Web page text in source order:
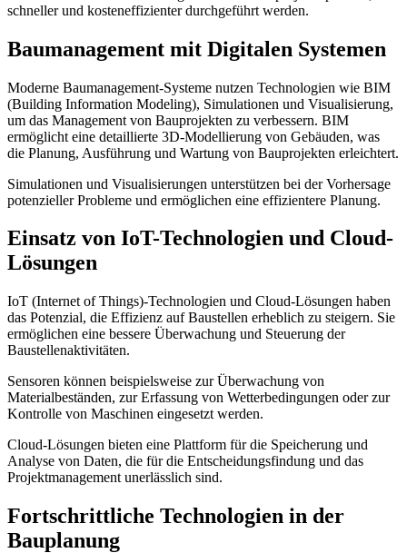
schneller und kosteneffizienter durchgeführt werden.
Baumanagement mit Digitalen Systemen
Moderne Baumanagement-Systeme nutzen Technologien wie BIM
(Building Information Modeling), Simulationen und Visualisierung,
um das Management von Bauprojekten zu verbessern. BIM
ermöglicht eine detaillierte 3D-Modellierung von Gebäuden, was
die Planung, Ausführung und Wartung von Bauprojekten erleichtert.
Simulationen und Visualisierungen unterstützen bei der Vorhersage
potenzieller Probleme und ermöglichen eine effizientere Planung.
Einsatz von IoT-Technologien und Cloud-
Lösungen
IoT (Internet of Things)-Technologien und Cloud-Lösungen haben
das Potenzial, die Effizienz auf Baustellen erheblich zu steigern. Sie
ermöglichen eine bessere Überwachung und Steuerung der
Baustellenaktivitäten.
Sensoren können beispielsweise zur Überwachung von
Materialbeständen, zur Erfassung von Wetterbedingungen oder zur
Kontrolle von Maschinen eingesetzt werden.
Cloud-Lösungen bieten eine Plattform für die Speicherung und
Analyse von Daten, die für die Entscheidungsfindung und das
Projektmanagement unerlässlich sind.
Fortschrittliche Technologien in der
Bauplanung